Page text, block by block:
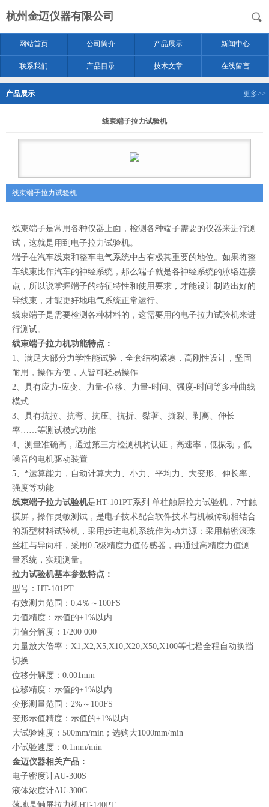
杭州金迈仪器有限公司
网站首页 公司简介 产品展示 新闻中心
联系我们 产品目录 技术文章 在线留言
产品展示 更多>>
线束端子拉力试验机
线束端子拉力试验机
线束端子是常用各种仪器上面，检测各种端子需要的仪器来进行测
试，这就是用到电子拉力试验机。
端子在汽车线束和整车电气系统中占有极其重要的地位。如果将整
车线束比作汽车的神经系统，那么端子就是各神经系统的脉络连接
点，所以说掌握端子的特征特性和使用要求，才能设计制造出好的
导线束，才能更好地电气系统正常运行。
线束端子是需要检测各种材料的，这需要用的电子拉力试验机来进
行测试。
线束端子拉力机功能特点：
1、满足大部分力学性能试验，全套结构紧凑，高刚性设计，坚固
耐用，操作方便，人皆可轻易操作
2、具有应力-应变、力量-位移、力量-时间、强度-时间等多种曲线
模式
3、具有抗拉、抗弯、抗压、抗折、黏著、撕裂、剥离、伸长
率……等测试模式功能
4、测量准确高，通过第三方检测机构认证，高速率，低振动，低
噪音的电机驱动装置
5、*运算能力，自动计算大力、小力、平均力、大变形、伸长率、
强度等功能
线束端子拉力试验机是HT-101PT系列 单柱触屏拉力试验机，7寸触
摸屏，操作灵敏测试， 是电子技术配合软件技术与机械传动相结合
的新型材料试验机，采用步进电机系统作为动力源；采用精密滚珠
丝杠与导向杆，采用0.5级精度力值传感器，再通过高精度力值测
量系统，实现测量。
拉力试验机基本参数特点：
型号：HT-101PT
有效测力范围：0.4％～100FS
力值精度：示值的±1%以内
力值分解度：1/200 000
力量放大倍率：X1,X2,X5,X10,X20,X50,X100等七档全程自动换挡
切换
位移分解度：0.001mm
位移精度：示值的±1%以内
变形测量范围：2%～100FS
变形示值精度：示值的±1%以内
大试验速度：500mm/min；选购大1000mm/min
小试验速度：0.1mm/min
金迈仪器相关产品：
电子密度计AU-300S
液体浓度计AU-300C
落地是触屏拉力机HT-140PT